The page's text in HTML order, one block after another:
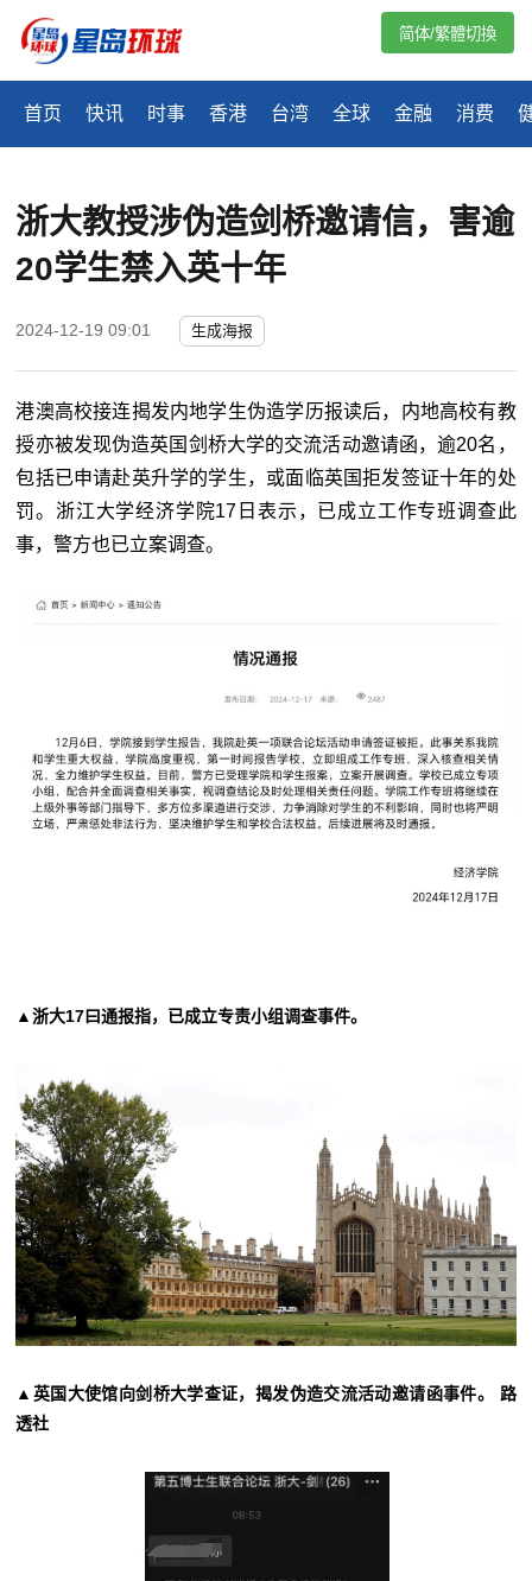
首页 快讯 时事 香港 台湾 全球 金融 消费
简体/繁體切換
浙大教授涉伪造剑桥邀请信，害逾
20学生禁入英十年
2024-12-19 09:01 生成海报
港澳高校接连揭发内地学生伪造学历报读后，内地高校有教
授亦被发现伪造英国剑桥大学的交流活动邀请函，逾20名，
包括已申请赴英升学的学生，或面临英国拒发签证十年的处
罚。浙江大学经济学院17日表示，已成立工作专班调查此
事，警方也已立案调查。
▲浙大17曰通报指，已成立专责小组调查事件。
▲英国大使馆向剑桥大学查证，揭发伪造交流活动邀请函事件。 路
透社